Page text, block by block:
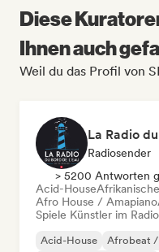
Diese
Ihnen auch
Weil du das Profil von
Radiosender
> 5200 Antworten
Acid-House
Afro House / Amapiano
Spiele Künstler im Radio
Acid-House
Afrobeat